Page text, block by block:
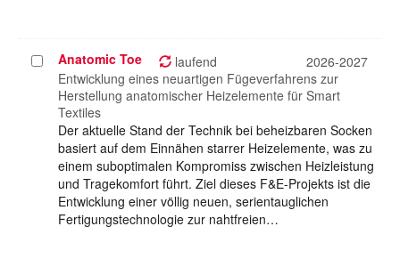
Projekt
auswählen
Anatomic Toe laufend
2026-2027
Entwicklung eines neuartigen Fügeverfahrens zur
Herstellung anatomischer Heizelemente für Smart
Textiles
Der aktuelle Stand der Technik bei beheizbaren Socken
basiert auf dem Einnähen starrer Heizelemente, was zu
einem suboptimalen Kompromiss zwischen Heizleistung
und Tragekomfort führt. Ziel dieses F&E-Projekts ist die
Entwicklung einer völlig neuen, serientauglichen
Fertigungstechnologie zur nahtfreien…